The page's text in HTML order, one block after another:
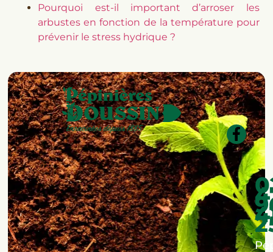
Pourquoi est-il important d’arroser les
arbustes en fonction de la température pour
prévenir le stress hydrique ?